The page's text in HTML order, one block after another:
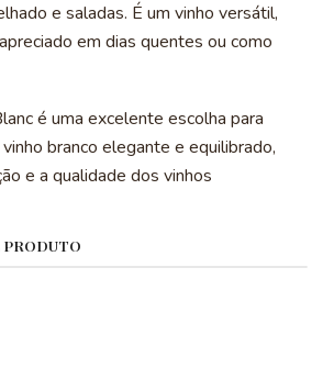
e saladas. É um vinho versátil,
em dias quentes ou como
é uma excelente escolha para
branco elegante e equilibrado,
e a qualidade dos vinhos